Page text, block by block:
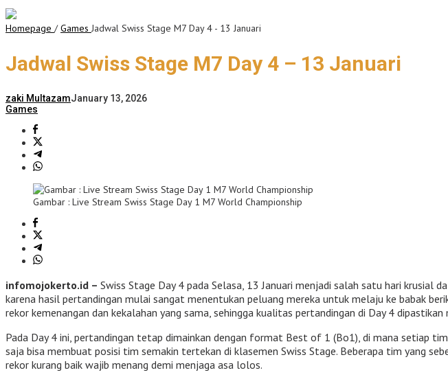
Homepage / Games Jadwal Swiss Stage M7 Day 4 - 13 Januari
Jadwal Swiss Stage M7 Day 4 – 13 Januari
zaki MultazamJanuary 13, 2026
Games
Gambar : Live Stream Swiss Stage Day 1 M7 World Championship
infomojokerto.id – Swiss Stage Day 4 pada Selasa, 13 Januari menjadi salah satu hari krusial
karena hasil pertandingan mulai sangat menentukan peluang mereka untuk melaju ke babak
rekor kemenangan dan kekalahan yang sama, sehingga kualitas pertandingan di Day 4
Pada Day 4 ini, pertandingan tetap dimainkan dengan format Best of 1 (Bo1), di mana setiap
saja bisa membuat posisi tim semakin tertekan di klasemen Swiss Stage. Beberapa tim yang
rekor kurang baik wajib menang demi menjaga asa lolos.